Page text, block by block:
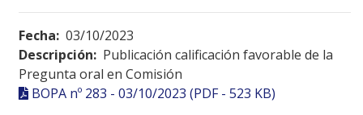
Fecha: 03/10/2023
Descripción: Publicación calificación favorable de la
Pregunta oral en Comisión
BOPA nº 283 - 03/10/2023 (PDF - 523 KB)